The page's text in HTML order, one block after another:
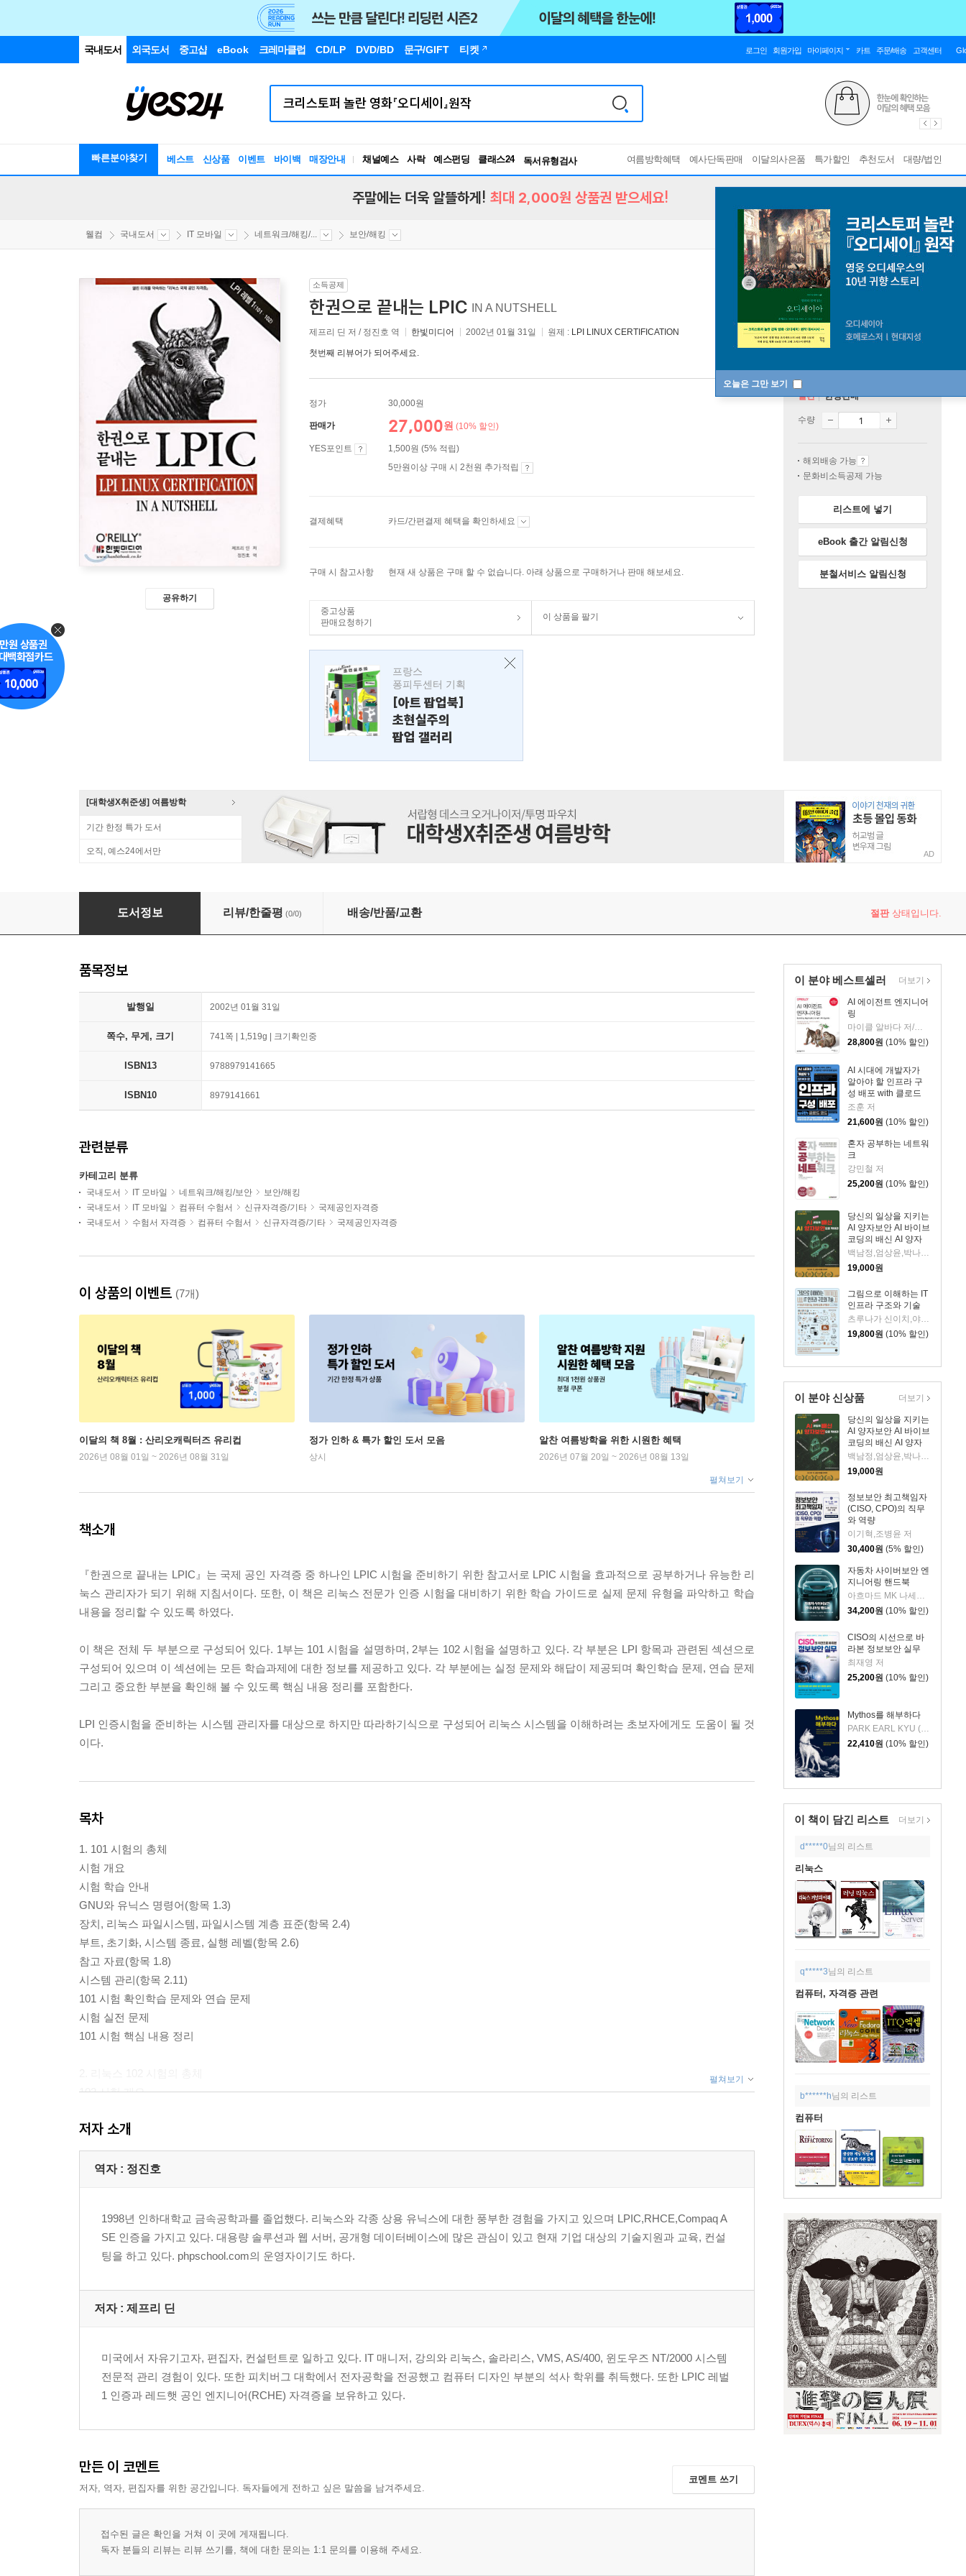
국내도서 외국도서 중고샵 eBook 크레마클럽 CD/LP DVD/BD 문구/GIFT 티켓 로그인 회원가입 마이페이지 카트 주문/배송 고객센터
빠른분야찾기 베스트 신상품 이벤트 바이백 매장안내 채널예스 사락 예스펀딩 클래스24
독서유형검사
RBTI Lab
여름방학혜택 예사단독판매 이달의사은품 특가할인 추천도서 대량/법인
오늘은 그만 보기
주말에는 더욱 알뜰하게! 최대 2,000원 상품권 받으세요!
웰컴 국내도서 IT 모바일 네트워크/해킹/... 보안/해킹
공유하기
소득공제
한권으로 끝내는 LPIC IN A NUTSHELL
제프리 딘 저 / 정진호 역 한빛미디어 2002년 01월 31일 원제 : LPI LINUX CERTIFICATION
첫번째 리뷰어가 되어주세요.
정가 30,000원
판매가 27,000원 (10% 할인)
YES포인트
1,500원 (5% 적립)
5만원이상 구매 시 2천원 추가적립
결제혜택 카드/간편결제 혜택을 확인하세요
구매 시 참고사항 현재 새 상품은 구매 할 수 없습니다. 아래 상품으로 구매하거나 판매 해보세요.
중고상품
판매요청하기
이 상품을 팔기
프랑스
퐁피두센터 기획
[아트 팝업북]
초현실주의
팝업 갤러리
절판 한정판매
수량
해외배송 가능
문화비소득공제 가능
리스트에 넣기
eBook 출간 알림신청
분철서비스 알림신청
[대학생X취준생] 여름방학
기간 한정 특가 도서
오직, 예스24에서만 AD
한권으로 끝내는 LPIC
도서정보 리뷰/한줄평 (0/0) 배송/반품/교환 절판상태입니다.
이 분야 베스트셀러
AI 에이전트 엔지니어
링
마이클 알바다 저/강민혁 역
28,800원 (10% 할인)
AI 시대에 개발자가
알아야 할 인프라 구
성 배포 with 클로드
코드
조훈 저
21,600원 (10% 할인)
혼자 공부하는 네트워
크
강민철 저
25,200원 (10% 할인)
당신의 일상을 지키는
AI 양자보안 AI 바이브
코딩의 배신 AI 양자
보안으로 막아라
백남정,엄상윤,박나룡,박상민 저
19,000원
그림으로 이해하는 IT
인프라 구조와 기술
츠루나가 신이치,야마모토 나오아키,야마네 다케노부,기타자키 아야치카 저/김성훈 역
19,800원 (10% 할인)
더보기
이 분야 신상품
당신의 일상을 지키는
AI 양자보안 AI 바이브
코딩의 배신 AI 양자
보안으로 막아라
19,000원
정보보안 최고책임자
(CISO, CPO)의 직무
와 역량
이기혁,조병윤 저
30,400원 (5% 할인)
자동차 사이버보안 엔
지니어링 핸드북
34,200원 (10% 할인)
CISO의 시선으로 바
라본 정보보안 실무
최재영 저
25,200원 (10% 할인)
Mythos를 해부하다
PARK EARL KYU (제이슨 박) 저/김현남 코드 감수
22,410원 (10% 할인)
더보기
이 책이 담긴 리스트 더보기
d*****0님의 리스트
리눅스
q*****3님의 리스트
컴퓨터, 자격증 관련
b******h님의 리스트
컴퓨터
품목정보
발행일 2002년 01월 31일
쪽수, 무게, 크기 741쪽 | 1,519g | 크기확인중
ISBN13 9788979141665
ISBN10 8979141661
관련분류
카테고리 분류
국내도서 IT 모바일 네트워크/해킹/보안
보안/해킹
국내도서
IT 모바일 컴퓨터 수험서 신규자격증/기타
국제공인자격증
국내도서
수험서 자격증 컴퓨터 수험서 신규자격증/기타 국제공인자격증
이 상품의 이벤트 (7개)
이달의 책 8월 : 산리오캐릭터즈 유리컵
2026년 08월 01일 ~ 2026년 08월 31일
정가 인하 & 특가 할인 도서 모음
상시
알찬 여름방학을 위한 시원한 혜택
2026년 07월 20일 ~ 2026년 08월 13일
펼쳐보기
책소개
『한권으로 끝내는 LPIC』는 국제 공인 자격증 중 하나인 LPIC 시험을 준비하기 위한 참고서로 LPIC 시험을 효과적으로 공부하거나 유능한 리
눅스 관리자가 되기 위해 지침서이다. 또한, 이 책은 리눅스 전문가 인증 시험을 대비하기 위한 학습 가이드로 실제 문제 유형을 파악하고 학습
내용을 정리할 수 있도록 하였다.
이 책은 전체 두 부분으로 구성되어 있다. 1부는 101 시험을 설명하며, 2부는 102 시험을 설명하고 있다. 각 부분은 LPI 항목과 관련된 섹션으로
구성되어 있으며 이 섹션에는 모든 학습과제에 대한 정보를 제공하고 있다. 각 부분에는 실정 문제와 해답이 제공되며 확인학습 문제, 연습 문제
그리고 중요한 부분을 확인해 볼 수 있도록 핵심 내용 정리를 포함한다.
LPI 인증시험을 준비하는 시스템 관리자를 대상으로 하지만 따라하기식으로 구성되어 리눅스 시스템을 이해하려는 초보자에게도 도움이 될 것
이다.
목차
1. 101 시험의 총체
시험 개요
시험 학습 안내
GNU와 유닉스 명령어(항목 1.3)
장치, 리눅스 파일시스템, 파일시스템 계층 표준(항목 2.4)
부트, 초기화, 시스템 종료, 실행 레벨(항목 2.6)
참고 자료(항목 1.8)
시스템 관리(항목 2.11)
101 시험 확인학습 문제와 연습 문제
시험 실전 문제
101 시험 핵심 내용 정리
102 시험 개요
하드웨어와 아키텍처(항목 1.1)
리눅스 설치와 패키지 관리(항목 2.2)
커널(항목 1.5)
X(항목 2.10)
네트워크 기초(항목 1.12)
네트워크 서비스(항목 1.13)
102 시험 실전 문제
펼쳐보기
저자 소개
역자 : 정진호
1998년 인하대학교 금속공학과를 졸업했다. 리눅스와 각종 상용 유닉스에 대한 풍부한 경험을 가지고 있으며 LPIC,RHCE,Compaq A
SE 인증을 가지고 있다. 대용량 솔루션과 웹 서버, 공개형 데이터베이스에 많은 관심이 있고 현재 기업 대상의 기술지원과 교육, 컨설
팅을 하고 있다. phpschool.com의 운영자이기도 하다.
저자 : 제프리 딘
미국에서 자유기고자, 편집자, 컨설턴트로 일하고 있다. IT 매니저, 강의와 리눅스, 솔라리스, VMS, AS/400, 윈도우즈 NT/2000 시스템
전문적 관리 경험이 있다. 또한 피치버그 대학에서 전자공학을 전공했고 컴퓨터 디자인 부분의 석사 학위를 취득했다. 또한 LPIC 레벌
1 인증과 레드햇 공인 엔지니어(RCHE) 자격증을 보유하고 있다.
만든 이 코멘트
저자, 역자, 편집자를 위한 공간입니다. 독자들에게 전하고 싶은 말씀을 남겨주세요.
코멘트 쓰기
접수된 글은 확인을 거쳐 이 곳에 게재됩니다.
독자 분들의 리뷰는 리뷰 쓰기를, 책에 대한 문의는 1:1 문의를 이용해 주세요.